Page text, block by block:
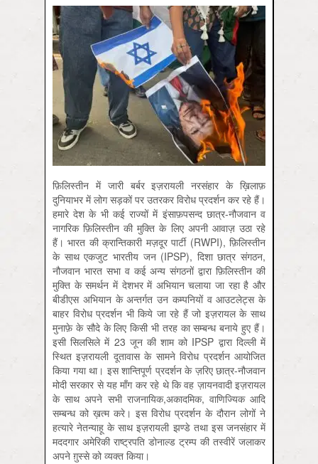
फ़िलिस्तीन में जारी बर्बर इज़रायली नरसंहार के ख़िलाफ़
दुनियाभर में लोग सड़कों पर उतरकर विरोध प्रदर्शन कर रहे हैं।
हमारे देश के भी कई राज्यों में इंसाफ़पसन्द छात्र-नौजवान व
नागरिक फ़िलिस्तीन की मुक्ति के लिए अपनी आवाज़ उठा रहे
हैं। भारत की क्रान्तिकारी मज़दूर पार्टी (RWPI), फ़िलिस्तीन
के साथ एकजुट भारतीय जन (IPSP), दिशा छात्र संगठन,
नौजवान भारत सभा व कई अन्य संगठनों द्वारा फ़िलिस्तीन की
मुक्ति के समर्थन में देशभर में अभियान चलाया जा रहा है और
बीडीएस अभियान के अन्तर्गत उन कम्पनियों व आउटलेट्स के
बाहर विरोध प्रदर्शन भी किये जा रहे हैं जो इज़रायल के साथ
मुनाफ़े के सौदे के लिए किसी भी तरह का सम्बन्ध बनाये हुए हैं।
इसी सिलसिले में 23 जून की शाम को IPSP द्वारा दिल्ली में
स्थित इज़रायली दूतावास के सामने विरोध प्रदर्शन आयोजित
किया गया था। इस शान्तिपूर्ण प्रदर्शन के ज़रिए छात्र-नौजवान
मोदी सरकार से यह माँग कर रहे थे कि वह ज़ायनवादी इज़रायल
के साथ अपने सभी राजनायिक,अकादमिक, वाणिज्यिक आदि
सम्बन्ध को ख़त्म करे। इस विरोध प्रदर्शन के दौरान लोगों ने
हत्यारे नेतन्याहू के साथ इज़रायली झण्डे तथा इस जनसंहार में
मददगार अमेरिकी राष्ट्रपति डोनाल्ड ट्रम्प की तस्वीरें जलाकर
अपने ग़ुस्से को व्यक्त किया।